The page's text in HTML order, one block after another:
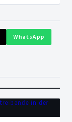
WhatsApp